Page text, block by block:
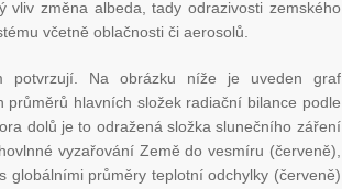
vliv změna albeda, tady odrazivosti zemského
včetně oblačnosti či aerosolů.
potvrzují. Na obrázku níže je uveden graf
hlavních složek radiační bilance podle
dolů je to odražená složka slunečního záření
vyzařování Země do vesmíru (červeně),
globálními průměry teplotní odchylky (červeně)